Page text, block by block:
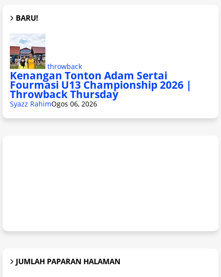
BARU!
throwback
Kenangan Tonton Adam Sertai
Fourmasi U13 Championship 2026 |
Throwback Thursday
Syazz RahimOgos 06, 2026
JUMLAH PAPARAN HALAMAN